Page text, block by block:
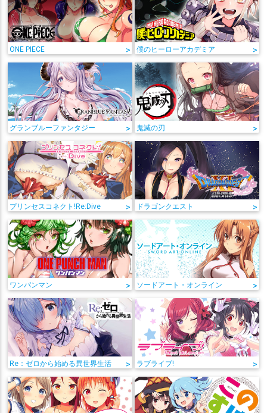
ONE PIECE > 僕のヒーローアカデミア >
グランブルーファンタジー > 鬼滅の刃 >
プリンセスコネクト!Re:Dive > ドラゴンクエスト >
ワンパンマン > ソードアート・オンライン >
Re：ゼロから始める異世界生活 > ラブライブ! >